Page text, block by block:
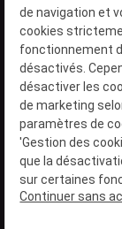
de navigation et
cookies
fonctionnement
désactivés.
désactiver les
de marketing
paramètres de
'Gestion des
que la
sur certaines
Continuer sans